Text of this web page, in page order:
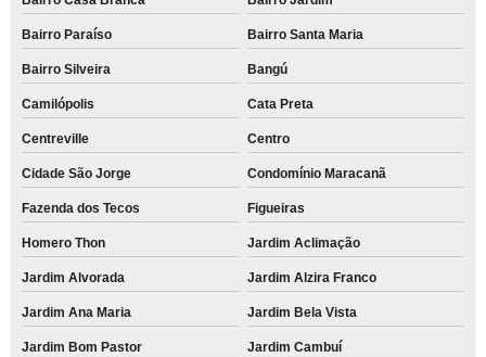
Bairro Paraíso Bairro Santa Maria
Bairro Silveira Bangú
Camilópolis Cata Preta
Centreville Centro
Cidade São Jorge Condomínio Maracanã
Fazenda dos Tecos Figueiras
Homero Thon Jardim Aclimação
Jardim Alvorada Jardim Alzira Franco
Jardim Ana Maria Jardim Bela Vista
Jardim Bom Pastor Jardim Cambuí